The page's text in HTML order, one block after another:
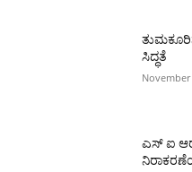
ಸಿದ್ಧತೆ
November
ಎಸ್ ಐ